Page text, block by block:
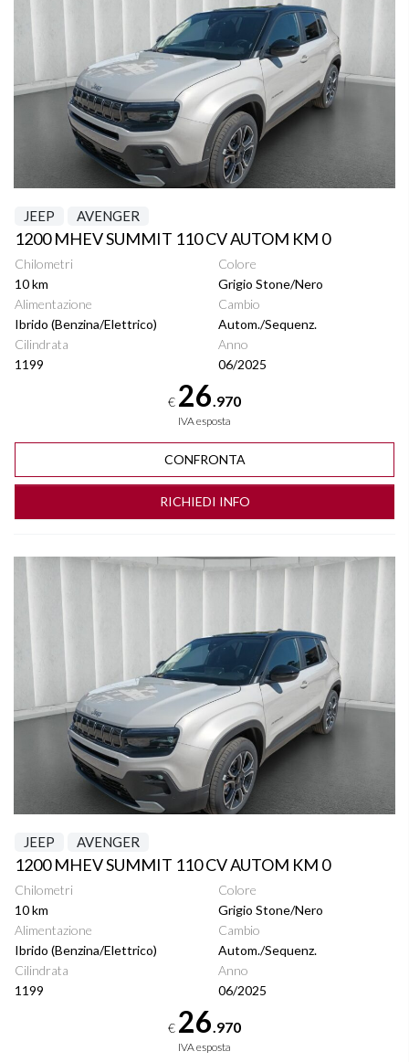
JEEP AVENGER
1200 MHEV SUMMIT 110 CV AUTOM KM 0
Chilometri
10 km
Colore
Grigio Stone/Nero
Alimentazione
Ibrido (Benzina/Elettrico)
Cambio
Autom./Sequenz.
Cilindrata
1199
Anno
06/2025
€ 26.970
IVA esposta
CONFRONTA
RICHIEDI INFO
JEEP AVENGER
1200 MHEV SUMMIT 110 CV AUTOM KM 0
Chilometri
10 km
Colore
Grigio Stone/Nero
Alimentazione
Ibrido (Benzina/Elettrico)
Cambio
Autom./Sequenz.
Cilindrata
1199
Anno
06/2025
€ 26 .970
IVA esposta